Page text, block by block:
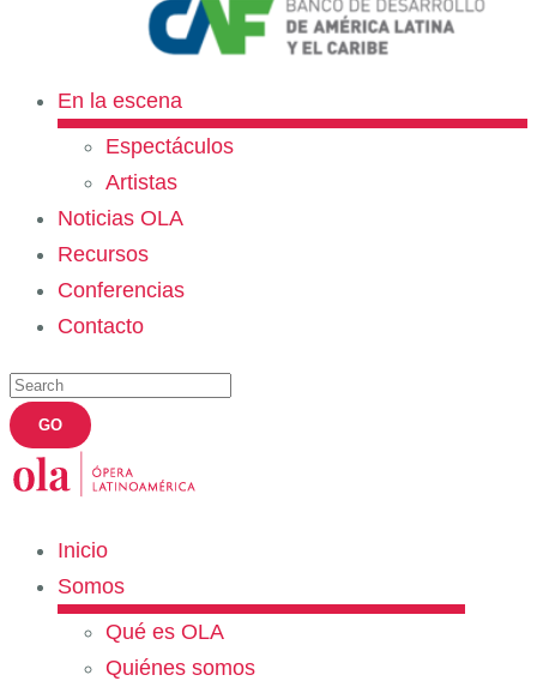
En la escena
Espectáculos
Artistas
Noticias OLA
Recursos
Conferencias
Contacto
Inicio
Somos
Qué es OLA
Quiénes somos